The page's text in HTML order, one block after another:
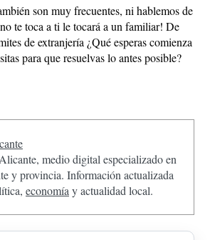
son muy frecuentes, ni hablemos de
te toca a ti le tocará a un familiar! De
de extranjería ¿Qué esperas comienza
para que resuelvas lo antes posible?
medio digital especializado en
y provincia. Información actualizada
economía y actualidad local.